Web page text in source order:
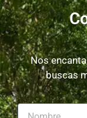
Nos
buscas